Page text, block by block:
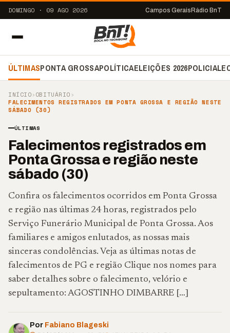
DOMINGO · 09 AGO 2026 Campos Gerais Rádio BnT
ÚLTIMASPONTA GROSSAPOLÍTICAELEIÇÕES 2026POLICIAL
INÍCIO›OBITUÁRIO ›
FALECIMENTOS REGISTRADOS EM PONTA GROSSA E REGIÃO NESTE
SÁBADO (30)
ÚLTIMAS
Falecimentos registrados em
Ponta Grossa e região neste
sábado (30)
Confira os falecimentos ocorridos em Ponta Grossa
e região nas últimas 24 horas, registrados pelo
Serviço Funerário Municipal de Ponta Grossa. Aos
familiares e amigos enlutados, as nossas mais
sinceras condolências. Veja as últimas notas de
falecimentos de PG e região Clique nos nomes para
saber detalhes sobre o falecimento, velório e
sepultamento: AGOSTINHO DIMBARRE […]
Por Fabiano Blageski